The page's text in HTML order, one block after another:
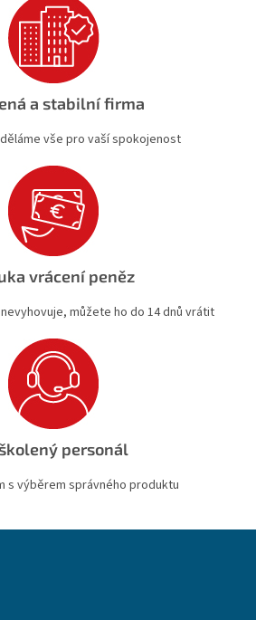
a stabilní firma
vše pro vaší spokojenost
vrácení peněz
můžete ho do 14 dnů vrátit
personál
s výběrem správného produktu